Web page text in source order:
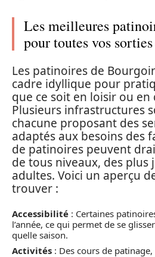
Les meilleures
pour toutes vos
Les patinoires de
cadre idyllique pour
que ce soit en loisir ou
Plusieurs infrastructures
chacune proposant des
adaptés aux besoins des
de patinoires peuvent
de tous niveaux, des plus
adultes. Voici un aperçu
trouver :
Accessibilité : Certaines
l’année, ce qui permet de se
quelle saison.
Activités : Des cours de